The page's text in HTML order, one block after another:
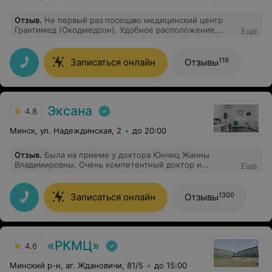
Отзыв. Не первый раз посещаю медицинский центр
Грантимед (Окодмедсон). Удобное расположение,
врача уролога (Зубец Д.Н.), все четко, понятно, врач
все рассказал и объяснил дальнейшие действия.
Спасибо большое за помощь!
Еще
Записаться онлайн Отзывы119
4.8 Эксана
Минск, ул. Надеждинская, 2 до 20:00
Отзыв. Была на приеме у доктора Юнчиц Жанны
Владимировны. Очень компетентный доктор и
Еще
Записаться онлайн Отзывы1300
4.6 «РКМЦ»
Минский р-н, аг. Ждановичи, 81/5 до 15:00